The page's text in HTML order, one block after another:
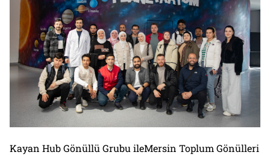
Kayan Hub Gönüllü Grubu ileMersin Toplum Gönülleri